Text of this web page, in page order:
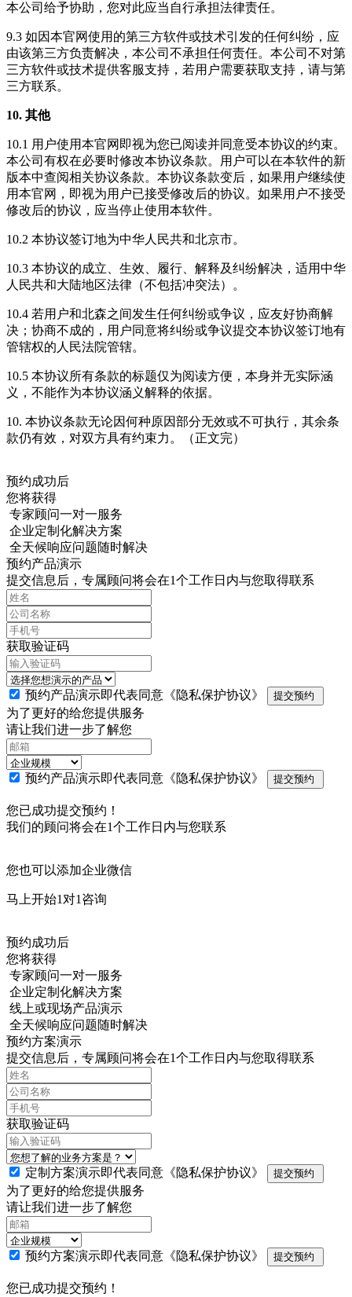
本公司给予协助，您对此应当自行承担法律责任。
9.3 如因本官网使用的第三方软件或技术引发的任何纠纷，应
由该第三方负责解决，本公司不承担任何责任。本公司不对第
三方软件或技术提供客服支持，若用户需要获取支持，请与第
三方联系。
10. 其他
10.1 用户使用本官网即视为您已阅读并同意受本协议的约束。
本公司有权在必要时修改本协议条款。用户可以在本软件的新
版本中查阅相关协议条款。本协议条款变后，如果用户继续使
用本官网，即视为用户已接受修改后的协议。如果用户不接受
修改后的协议，应当停止使用本软件。
10.2 本协议签订地为中华人民共和北京市。
10.3 本协议的成立、生效、履行、解释及纠纷解决，适用中华
人民共和大陆地区法律（不包括冲突法）。
10.4 若用户和北森之间发生任何纠纷或争议，应友好协商解
决；协商不成的，用户同意将纠纷或争议提交本协议签订地有
管辖权的人民法院管辖。
10.5 本协议所有条款的标题仅为阅读方便，本身并无实际涵
义，不能作为本协议涵义解释的依据。
10. 本协议条款无论因何种原因部分无效或不可执行，其余条
款仍有效，对双方具有约束力。（正文完）
预约成功后
您将获得
专家顾问一对一服务
企业定制化解决方案
全天候响应问题随时解决
预约产品演示
提交信息后，专属顾问将会在1个工作日内与您取得联系
获取验证码
预约产品演示即代表同意 《隐私保护协议》 提交预约
为了更好的给您提供服务
请让我们进一步了解您
预约产品演示即代表同意 《隐私保护协议》 提交预约
您已成功提交预约！
我们的顾问将会在1个工作日内与您联系
您也可以添加企业微信
马上开始1对1咨询
预约成功后
您将获得
专家顾问一对一服务
企业定制化解决方案
线上或现场产品演示
全天候响应问题随时解决
预约方案演示
提交信息后，专属顾问将会在1个工作日内与您取得联系
获取验证码
定制方案演示即代表同意 《隐私保护协议》 提交预约
为了更好的给您提供服务
请让我们进一步了解您
预约方案演示即代表同意 《隐私保护协议》 提交预约
您已成功提交预约！